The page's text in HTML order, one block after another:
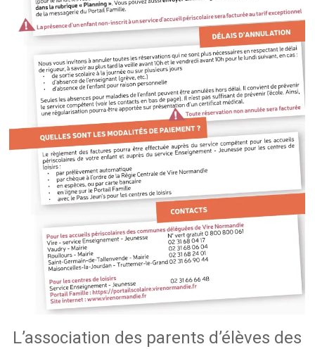
L’association des parents d’élèves des